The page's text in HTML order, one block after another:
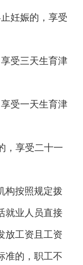
妊娠的，享受
受三天生育津
受一天生育津
，享受二十一
构按照规定拨
就业人员直接
放工资且工资
准的，职工不